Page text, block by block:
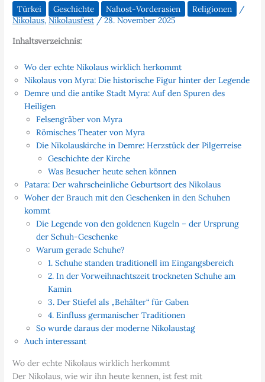
Türkei Geschichte Nahost-Vorderasien Religionen
/
Nikolaus,Nikolausfest /28. November 2025
Inhaltsverzeichnis:
Wo der echte Nikolaus wirklich herkommt
Nikolaus von Myra: Die historische Figur hinter der Legende
Demre und die antike Stadt Myra: Auf den Spuren des
Heiligen
Felsengräber von Myra
Römisches Theater von Myra
Die Nikolauskirche in Demre: Herzstück der Pilgerreise
Geschichte der Kirche
Was Besucher heute sehen können
Patara: Der wahrscheinliche Geburtsort des Nikolaus
Woher der Brauch mit den Geschenken in den Schuhen
kommt
Die Legende von den goldenen Kugeln – der Ursprung
der Schuh-Geschenke
Warum gerade Schuhe?
1. Schuhe standen traditionell im Eingangsbereich
2. In der Vorweihnachtszeit trockneten Schuhe am
Kamin
3. Der Stiefel als „Behälter“ für Gaben
4. Einfluss germanischer Traditionen
So wurde daraus der moderne Nikolaustag
Auch interessant
Wo der echte Nikolaus wirklich herkommt
Der Nikolaus, wie wir ihn heute kennen, ist fest mit